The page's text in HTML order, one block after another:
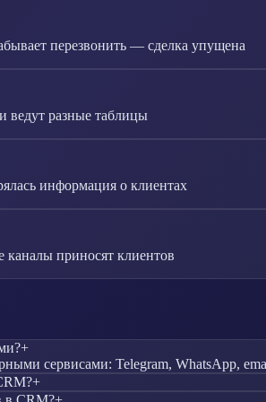
перезвонить — сделка упущена
ведут разные таблицы
информация о клиентах
каналы приносят клиентов
+
сервисами: Telegram, WhatsApp,
+